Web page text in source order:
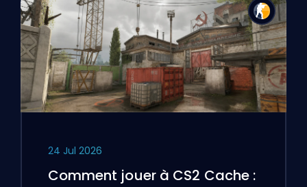
24 Jul 2026
Comment jouer à CS2 Cache :